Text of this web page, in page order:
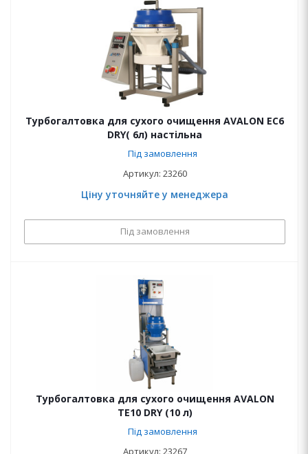
Турбогалтовка для сухого очищення AVALON EC6
DRY( 6л) настільна
Під замовлення
Артикул: 23260
Ціну уточняйте у менеджера
Під замовлення
Турбогалтовка для сухого очищення AVALON
ТЕ10 DRY (10 л)
Під замовлення
Артикул: 23267